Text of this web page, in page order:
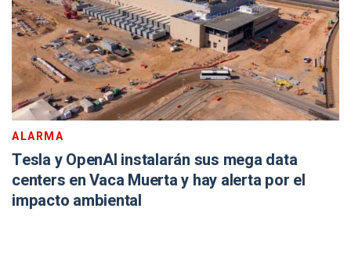
ALARMA
Tesla y OpenAI instalarán sus mega data
centers en Vaca Muerta y hay alerta por el
impacto ambiental